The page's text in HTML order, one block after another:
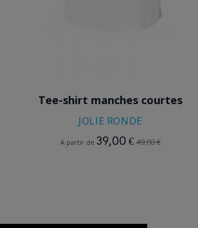
Tee-shirt manches courtes
JOLIE RONDE
A partir de 39,00 € 49,00 €